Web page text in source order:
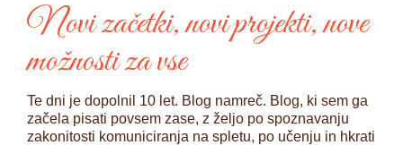
Novi začetki, novi projekti, nove
možnosti za vse
Te dni je dopolnil 10 let. Blog namreč. Blog, ki sem ga
začela pisati povsem zase, z željo po spoznavanju
zakonitosti komuniciranja na spletu, po učenju in hkrati